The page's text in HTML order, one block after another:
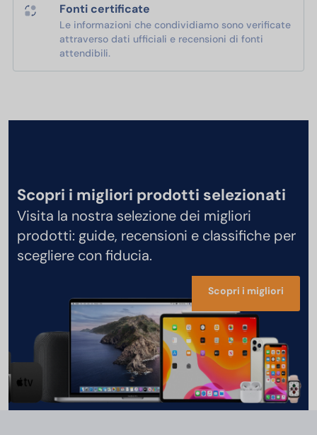
Fonti certificate
Le informazioni che condividiamo sono verificate
attraverso dati ufficiali e recensioni di fonti
attendibili.
Scopri i migliori prodotti selezionati
Visita la nostra selezione dei migliori
prodotti: guide, recensioni e classifiche per
scegliere con fiducia.
Scopri i migliori